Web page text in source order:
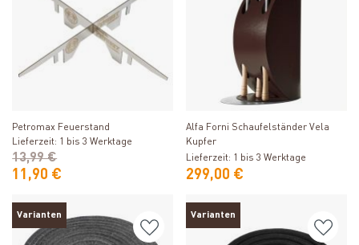
Petromax Feuerstand
Lieferzeit: 1 bis 3 Werktage
11,90 €
13,99 €
Produkt ansehen
Alfa Forni Schaufelständer Vela
Kupfer
Lieferzeit: 1 bis 3 Werktage
299,00 €
Varianten Varianten